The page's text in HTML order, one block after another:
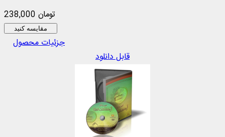
238,000 تومان
مقایسه کنید
جزئیات محصول
قابل دانلود